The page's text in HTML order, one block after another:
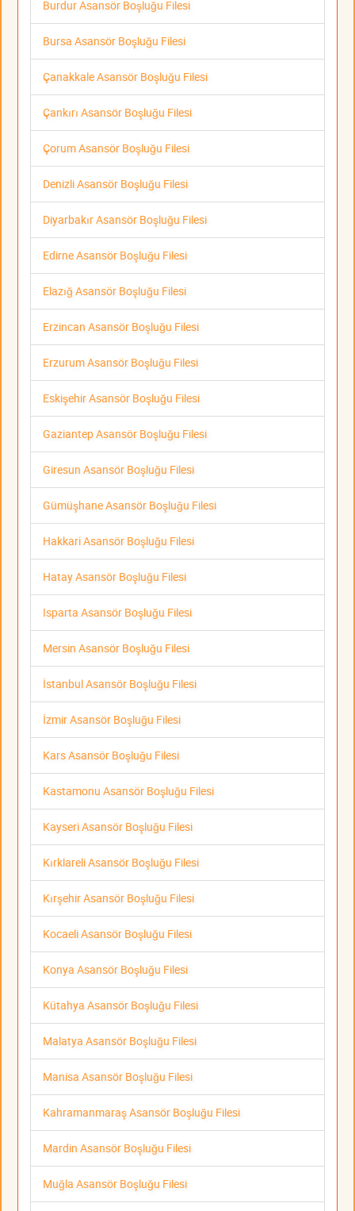
Burdur Asansör Boşluğu Filesi
Bursa Asansör Boşluğu Filesi
Çanakkale Asansör Boşluğu Filesi
Çankırı Asansör Boşluğu Filesi
Çorum Asansör Boşluğu Filesi
Denizli Asansör Boşluğu Filesi
Diyarbakır Asansör Boşluğu Filesi
Edirne Asansör Boşluğu Filesi
Elazığ Asansör Boşluğu Filesi
Erzincan Asansör Boşluğu Filesi
Erzurum Asansör Boşluğu Filesi
Eskişehir Asansör Boşluğu Filesi
Gaziantep Asansör Boşluğu Filesi
Giresun Asansör Boşluğu Filesi
Gümüşhane Asansör Boşluğu Filesi
Hakkari Asansör Boşluğu Filesi
Hatay Asansör Boşluğu Filesi
Isparta Asansör Boşluğu Filesi
Mersin Asansör Boşluğu Filesi
İstanbul Asansör Boşluğu Filesi
İzmir Asansör Boşluğu Filesi
Kars Asansör Boşluğu Filesi
Kastamonu Asansör Boşluğu Filesi
Kayseri Asansör Boşluğu Filesi
Kırklareli Asansör Boşluğu Filesi
Kırşehir Asansör Boşluğu Filesi
Kocaeli Asansör Boşluğu Filesi
Konya Asansör Boşluğu Filesi
Kütahya Asansör Boşluğu Filesi
Malatya Asansör Boşluğu Filesi
Manisa Asansör Boşluğu Filesi
Kahramanmaraş Asansör Boşluğu Filesi
Mardin Asansör Boşluğu Filesi
Muğla Asansör Boşluğu Filesi